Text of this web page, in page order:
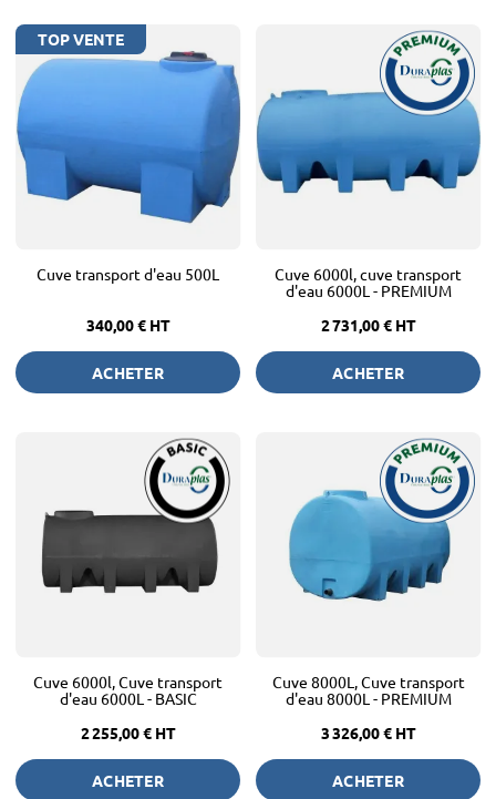
TOP VENTE
Cuve transport d'eau 500L
340,00 € HT
ACHETER
Cuve 6000l, cuve transport
d'eau 6000L - PREMIUM
2 731,00 € HT
ACHETER
Cuve 6000l, Cuve transport
d'eau 6000L - BASIC
2 255,00 € HT
ACHETER
Cuve 8000L, Cuve transport
d'eau 8000L - PREMIUM
3 326,00 € HT
ACHETER